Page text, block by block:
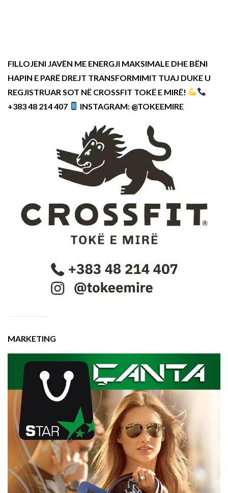
FILLOJENI JAVËN ME ENERGJI MAKSIMALE DHE BËNI
HAPIN E PARË DREJT TRANSFORMIMIT TUAJ DUKE U
REGJISTRUAR SOT NË CROSSFIT TOKË E MIRË!
+383 48 214 407
INSTAGRAM: @TOKEEMIRE
MARKETING